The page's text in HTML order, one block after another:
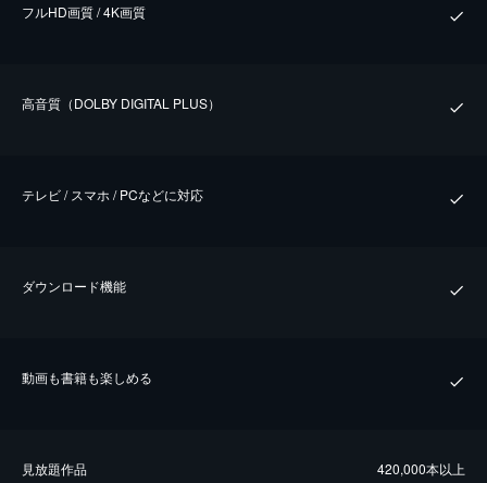
フルHD画質 / 4K画質
⾼⾳質（DOLBY DIGITAL PLUS）
テレビ / スマホ / PCなどに対応
ダウンロード機能
動画も書籍も楽しめる
⾒放題作品 420,000本以上